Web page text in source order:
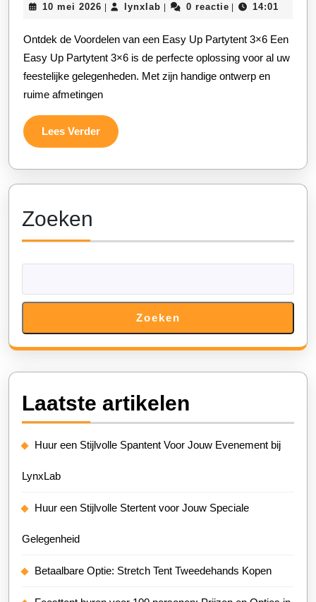
van
een
Easy
voor
al
10 mei 2026 10
2026
lynxlab lynxlab0 reactie 14:01
Ontdek de Voordelen van een Easy Up Partytent 3×6 Een
Easy Up Partytent 3×6 is de perfecte oplossing voor al uw
feestelijke gelegenheden. Met zijn handige ontwerp en
ruime afmetingen
Lees VerderLees
Verder
Zoeken
Zoeken
Laatste artikelen
Huur een Stijlvolle Spantent Voor Jouw Evenement bij
LynxLab
Huur een Stijlvolle Stertent voor Jouw Speciale
Gelegenheid
Betaalbare Optie: Stretch Tent Tweedehands Kopen